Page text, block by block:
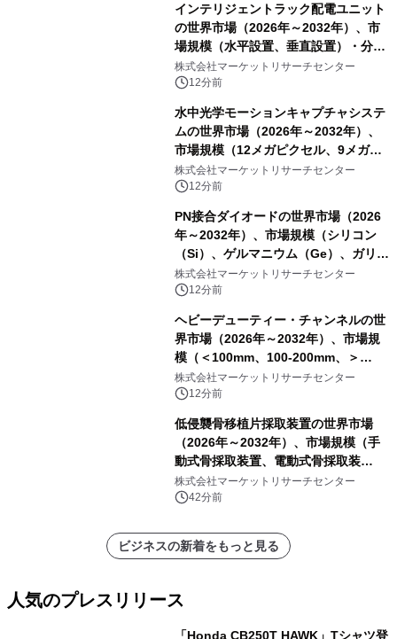
インテリジェントラック配電ユニット
の世界市場（2026年～2032年）、市
場規模（水平設置、垂直設置）・分析
レポートを発表
株式会社マーケットリサーチセンター
12分前
水中光学モーションキャプチャシステ
ムの世界市場（2026年～2032年）、
市場規模（12メガピクセル、9メガピ
クセル、4メガピクセル、2メガピクセ
ル、その他）・分析レポートを発表
株式会社マーケットリサーチセンター
12分前
PN接合ダイオードの世界市場（2026
年～2032年）、市場規模（シリコン
（Si）、ゲルマニウム（Ge）、ガリウ
ムヒ素（GaAs）、炭化ケイ素
（SiC）、窒化ガリウム（GaN））・
株式会社マーケットリサーチセンター
12分前
ヘビーデューティー・チャンネルの世
界市場（2026年～2032年）、市場規
模（＜100mm、100-200mm、＞
200mm）・分析レポートを発表
株式会社マーケットリサーチセンター
12分前
低侵襲骨移植片採取装置の世界市場
（2026年～2032年）、市場規模（手
動式骨採取装置、電動式骨採取装
置）・分析レポートを発表
株式会社マーケットリサーチセンター
42分前
ビジネスの新着をもっと見る
人気のプレスリリース
「Honda CB250T HAWK」Tシャツ登